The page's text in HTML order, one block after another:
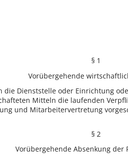
§ 1
Vorübergehende
die Dienststelle oder Einrichtung
Mitteln die laufenden
und Mitarbeitervertretung
§ 2
Vorübergehende Absenkung der